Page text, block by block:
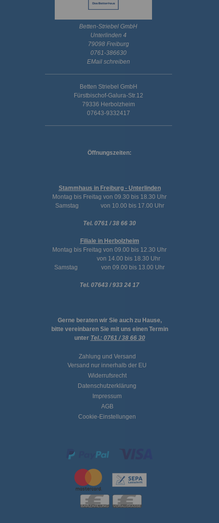
Betten-Striebel GmbH
Unterlinden 4
79098 Freiburg
0761-386630
EMail schreiben
Betten Striebel GmbH
Fürstbischof-Galura-Str.12
79336 Herbolzheim
07643-9332417
Öffnungszeiten:
Stammhaus in Freiburg - Unterlinden
Montag bis Freitag von 09.30 bis 18.30 Uhr
Samstag von 10.00 bis 17.00 Uhr
Tel. 0761 / 38 66 30
Filiale in Herbolzheim
Montag bis Freitag von 09.00 bis 12.30 Uhr
von 14.00 bis 18.30 Uhr
Samstag von 09.00 bis 13.00 Uhr
Tel. 07643 / 933 24 17
Gerne beraten wir Sie auch zu Hause,
bitte vereinbaren Sie mit uns einen Termin
unter Tel.: 0761 / 38 66 30
Zahlung und Versand
Versand nur innerhalb der EU
Widerrufsrecht
Datenschutzerklärung
Impressum
AGB
Cookie-Einstellungen